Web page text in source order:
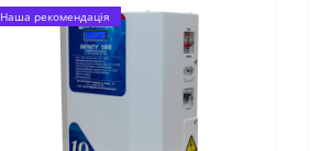
Наша рекомендація